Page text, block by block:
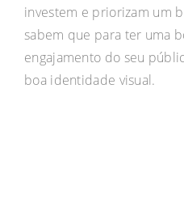
investem e priorizam um
sabem que para ter uma
engajamento do seu
boa identidade visual.